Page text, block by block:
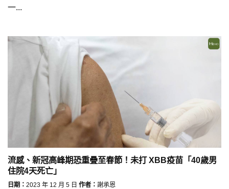
一...
流感、新冠高峰期恐重疊至春節！未打 XBB疫苗「40歲男
住院4天死亡」
日期： 2023 年 12 月 5 日 作者： 謝承恩